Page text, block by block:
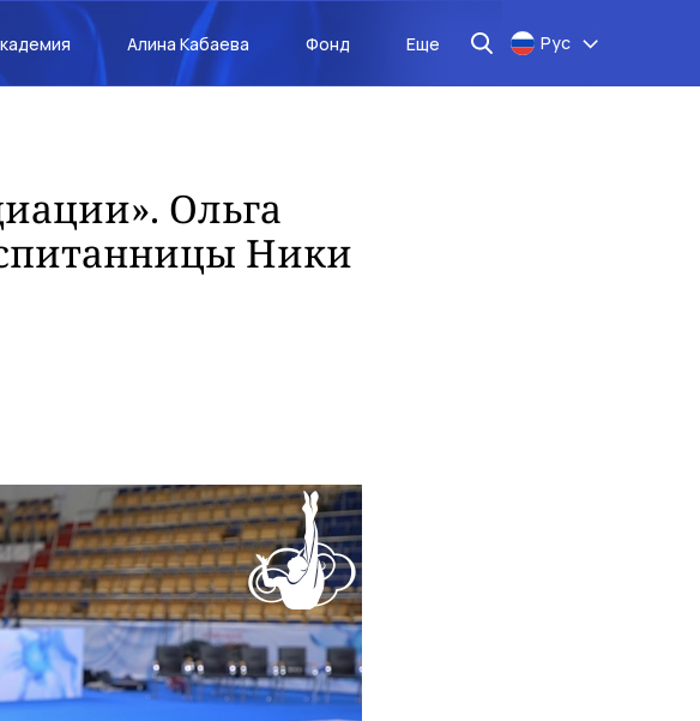
Алина Кабаева Фонд Еще Рус
Ольга
Ники